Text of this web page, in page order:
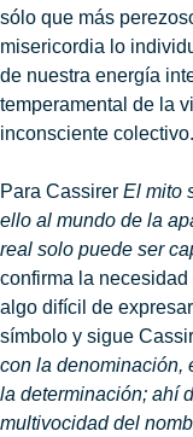
sólo que más
misericordia lo
de nuestra energía
temperamental de la
inconsciente
Para Cassirer El mito
ello al mundo de la
real solo puede ser
confirma la
algo difícil de
símbolo y sigue
con la denominación,
la determinación; ahí
multivocidad del